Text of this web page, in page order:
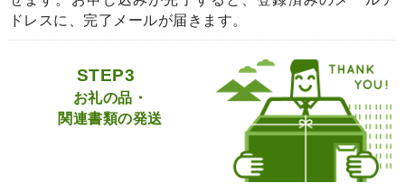
ドレスに、完了メールが届きます。
STEP3
お礼の品・
関連書類の発送